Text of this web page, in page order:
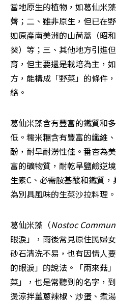
當地原生的植物，如葛仙米
薺；二、雖非原生，但已在
如原產南美洲的山茼蒿（昭
葵）等；三、其他地方引進
育，但主要還是栽培為主，
方，能構成「野菜」的條件
絡。
葛仙米藻含有豐富的鐵質和
低。糯米糰含有豐富的纖維
酚，耐旱耐澇性佳。番杏為
富的礦物質，耐乾旱鹽鹼逆
生素C、必需胺基酸和鐵質
為別具風味的生菜沙拉料理。
葛仙米藻（Nostoc
眼淚」，雨後常見原住民婦
砂石清洗不易，也有因情人
的眼淚」的說法。「雨來菇
菜」，也是常聽到的名字，
燙涼拌薑蔥辣椒、炒蛋、煮